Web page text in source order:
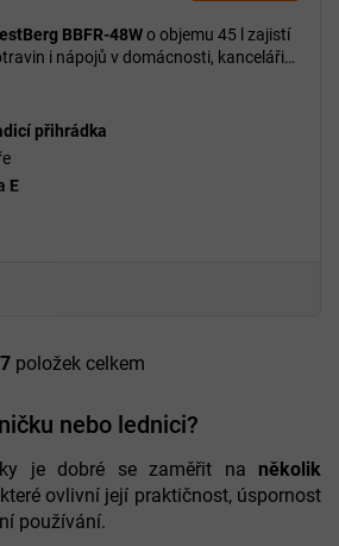
BBFR-48Wo objemu 45 l zajistí
i nápojů v domácnosti, kanceláři
přihrádka
E
O
l
á
d
a
c
í
7 položek celkem
nebo lednici?
je dobré se zaměřit na několik
ovlivní její praktičnost, úspornost
používání.